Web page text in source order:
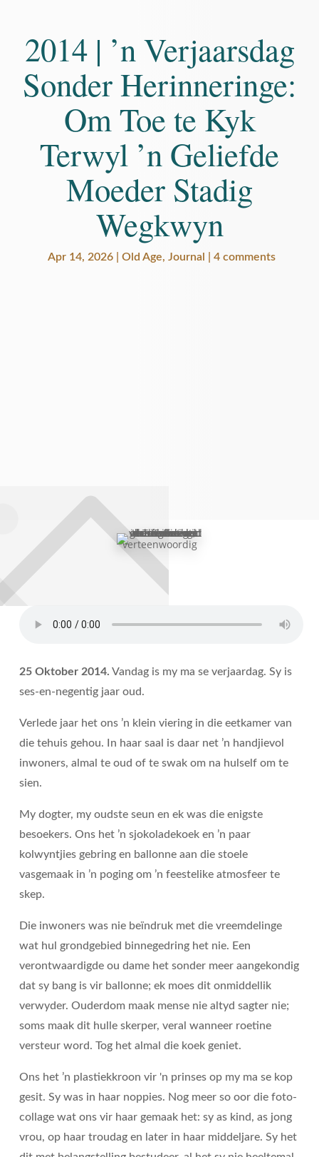
2014 | ’n Verjaarsdag
Sonder Herinneringe:
Om Toe te Kyk
Terwyl ’n Geliefde
Moeder Stadig
Wegkwyn
Apr 14, 2026 | Old Age, Journal | 4 comments
25 Oktober 2014. Vandag is my ma se verjaardag. Sy is
ses-en-negentig jaar oud.
Verlede jaar het ons ’n klein viering in die eetkamer van
die tehuis gehou. In haar saal is daar net ’n handjievol
inwoners, almal te oud of te swak om na hulself om te
sien.
My dogter, my oudste seun en ek was die enigste
besoekers. Ons het ’n sjokoladekoek en ’n paar
kolwyntjies gebring en ballonne aan die stoele
vasgemaak in ’n poging om ’n feestelike atmosfeer te
skep.
Die inwoners was nie beïndruk met die vreemdelinge
wat hul grondgebied binnegedring het nie. Een
verontwaardigde ou dame het sonder meer aangekondig
dat sy bang is vir ballonne; ek moes dit onmiddellik
verwyder. Ouderdom maak mense nie altyd sagter nie;
soms maak dit hulle skerper, veral wanneer roetine
versteur word. Tog het almal die koek geniet.
Ons het ’n plastiekkroon vir 'n prinses op my ma se kop
gesit. Sy was in haar noppies. Nog meer so oor die foto-
collage wat ons vir haar gemaak het: sy as kind, as jong
vrou, op haar troudag en later in haar middeljare. Sy het